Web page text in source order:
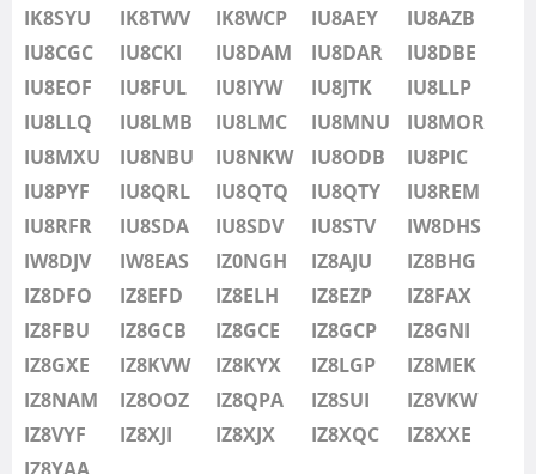
IU8MNU
IU8MOR
IU8MXU
IU8NBU
IU8NKW
IU8ODB
IU8PIC
IU8PYF
IU8QRL
IU8QTQ
IU8QTY
IU8REM
IU8RFR
IU8SDA
IK8SYU
IK8TWV IK8WCP IU8AEY
IU8AZB
IU8CGC
IU8CKI IU8DAM IU8DAR
IU8DBE
IU8EOF
IU8FUL IU8IYW IU8JTK
IU8LLP
IU8LLQ
IU8LMB IU8LMC IU8MNU
IU8MOR
IU8MXU
IU8NBU IU8NKW IU8ODB
IU8PIC
IU8PYF
IU8QRL IU8QTQ IU8QTY
IU8REM
IU8RFR
IU8SDA IU8SDV IU8STV
IW8DHS
IW8DJV
IW8EAS IZ0NGH IZ8AJU
IZ8BHG
IZ8DFO
IZ8EFD IZ8ELH IZ8EZP
IZ8FAX
IZ8FBU
IZ8GCB IZ8GCE IZ8GCP
IZ8GNI
IZ8GXE
IZ8KVW IZ8KYX IZ8LGP
IZ8MEK
IZ8NAM
IZ8OOZ IZ8QPA IZ8SUI
IZ8VKW
IZ8VYF
IZ8XJI IZ8XJX IZ8XQC
IZ8XXE